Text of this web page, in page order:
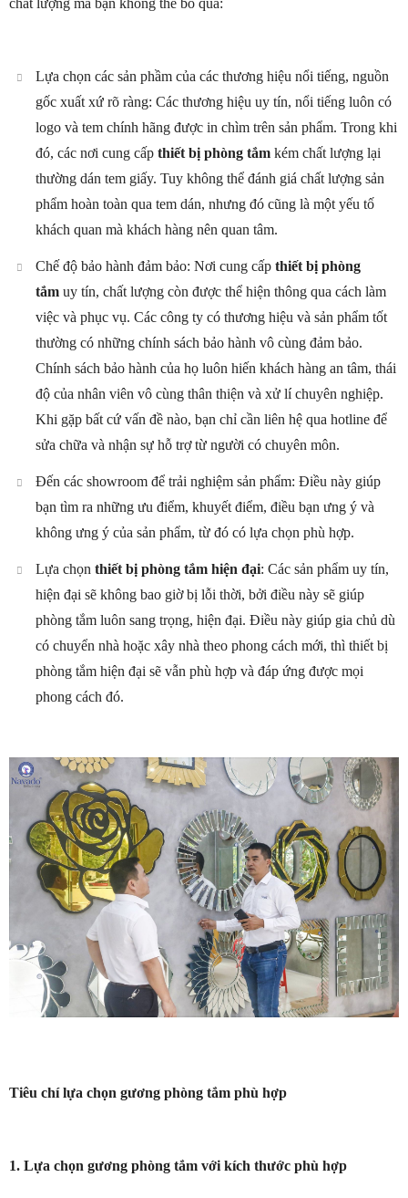
Lựa chọn các sản phầm của các thương hiệu nổi tiếng, nguồn
gốc xuất xứ rõ ràng: Các thương hiệu uy tín, nổi tiếng luôn có
logo và tem chính hãng được in chìm trên sản phẩm. Trong khi
đó, các nơi cung cấp thiết bị phòng tắm kém chất lượng lại
thường dán tem giấy. Tuy không thể đánh giá chất lượng sản
phẩm hoàn toàn qua tem dán, nhưng đó cũng là một yếu tố
khách quan mà khách hàng nên quan tâm.
Chế độ bảo hành đảm bảo: Nơi cung cấp thiết bị phòng
tắm uy tín, chất lượng còn được thể hiện thông qua cách làm
việc và phục vụ. Các công ty có thương hiệu và sản phẩm tốt
thường có những chính sách bảo hành vô cùng đảm bảo.
Chính sách bảo hành của họ luôn hiến khách hàng an tâm, thái
độ của nhân viên vô cùng thân thiện và xử lí chuyên nghiệp.
Khi gặp bất cứ vấn đề nào, bạn chỉ cần liên hệ qua hotline để
sửa chữa và nhận sự hỗ trợ từ người có chuyên môn.
Đến các showroom để trải nghiệm sản phẩm: Điều này giúp
bạn tìm ra những ưu điểm, khuyết điểm, điều bạn ưng ý và
không ưng ý của sản phẩm, từ đó có lựa chọn phù hợp.
Lựa chọn thiết bị phòng tắm hiện đại: Các sản phẩm uy tín,
hiện đại sẽ không bao giờ bị lỗi thời, bởi điều này sẽ giúp
phòng tắm luôn sang trọng, hiện đại. Điều này giúp gia chủ dù
có chuyển nhà hoặc xây nhà theo phong cách mới, thì thiết bị
phòng tắm hiện đại sẽ vẫn phù hợp và đáp ứng được mọi
phong cách đó.
Tiêu chí lựa chọn gương phòng tắm phù hợp
1. Lựa chọn gương phòng tắm với kích thước phù hợp